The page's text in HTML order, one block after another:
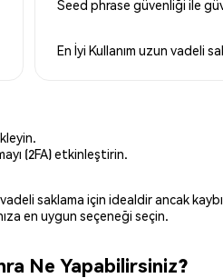
Seed phrase güvenliği ile
En İyi Kullanım uzun vadeli
(2FA) etkinleştirin.
saklama için idealdir ancak
en uygun seçeneği seçin.
Ne Yapabilirsiniz?